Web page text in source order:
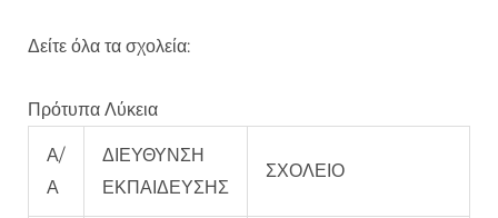
Δείτε όλα τα σχολεία:
Πρότυπα Λύκεια
Α/
Α
ΔΙΕΥΘΥΝΣΗ
ΕΚΠΑΙΔΕΥΣΗΣ
ΣΧΟΛΕΙΟ